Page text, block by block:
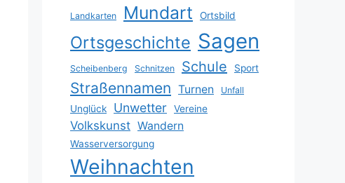
Landkarten Mundart Ortsbild
Ortsgeschichte Sagen
Scheibenberg Schnitzen Schule Sport
Straßennamen Turnen Unfall
Unglück Unwetter Vereine
Volkskunst Wandern
Wasserversorgung
Weihnachten